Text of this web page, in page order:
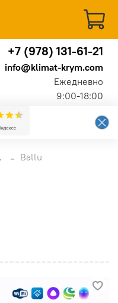
+7 (978) 131-61-21
info@klimat-krym.com
Ежедневно
9:00-18:00
Ballu